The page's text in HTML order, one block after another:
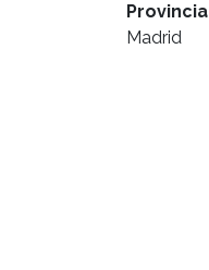
Provincia
Madrid